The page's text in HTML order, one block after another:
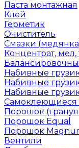
Паста монтажная
Клей
Герметик
Очиститель
Смазки
Концентрат, мел,
Набивные
Набивные
Набивные
Самоклеющиеся
Порошок
Порошок Equal
Порошок
Вентили